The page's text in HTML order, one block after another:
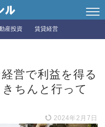
産投資 賃貸経営
営で利益を得る
ちんと行って
2024年2月7日